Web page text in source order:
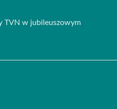
TVN w jubileuszowym